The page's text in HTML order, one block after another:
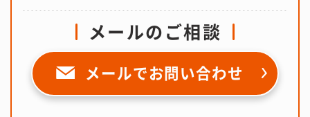
メールのご相談
メールでお問い合わせ